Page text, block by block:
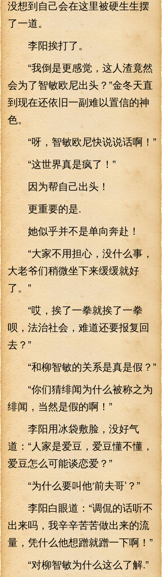
没想到自己会在这里被硬生生摆
了一道。
李阳挨打了。
“我倒是更感觉，这人渣竟然
会为了智敏欧尼出头？”金冬天直
到现在还依旧一副难以置信的神
色。
“呀，智敏欧尼快说说话啊！”
“这世界真是疯了！”
因为帮自己出头！
更重要的是.
她似乎并不是单向奔赴！
“大家不用担心，没什么事，
大老爷们稍微坐下来缓缓就好
了。”
“哎，挨了一拳就挨了一拳
呗，法治社会，难道还要报复回
去？”
“和柳智敏的关系是真是假？”
“你们猜绯闻为什么被称之为
绯闻，当然是假的啊！”
李阳用冰袋敷脸，没好气
道：“人家是爱豆，爱豆懂不懂，
爱豆怎么可能谈恋爱？”
“为什么要叫他‘前夫哥’？”
李阳白眼道：“调侃的话听不
出来吗，我辛辛苦苦做出来的流
量，凭什么他想蹭就蹭一下啊！”
“对柳智敏为什么这么了解.”